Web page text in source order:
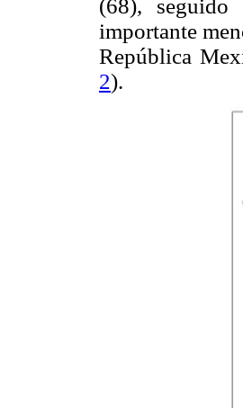
(68),
importante
República
2).